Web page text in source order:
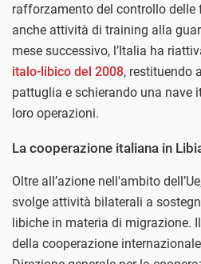
rafforzamento del controllo delle
anche attività di training alla
mese successivo, l’Italia ha
italo-libico del 2008, restituendo
pattuglia e schierando una nave
loro operazioni.
La cooperazione italiana in
Oltre all’azione nell'ambito
svolge attività bilaterali a
libiche in materia di migrazione.
della cooperazione